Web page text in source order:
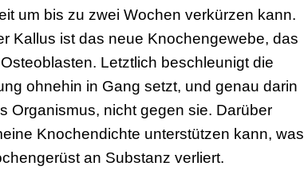
um bis zu zwei Wochen verkürzen kann.
Kallus ist das neue Knochengewebe, das
Letztlich beschleunigt die
ohnehin in Gang setzt, und genau darin
Organismus, nicht gegen sie. Darüber
Knochendichte unterstützen kann, was
an Substanz verliert.